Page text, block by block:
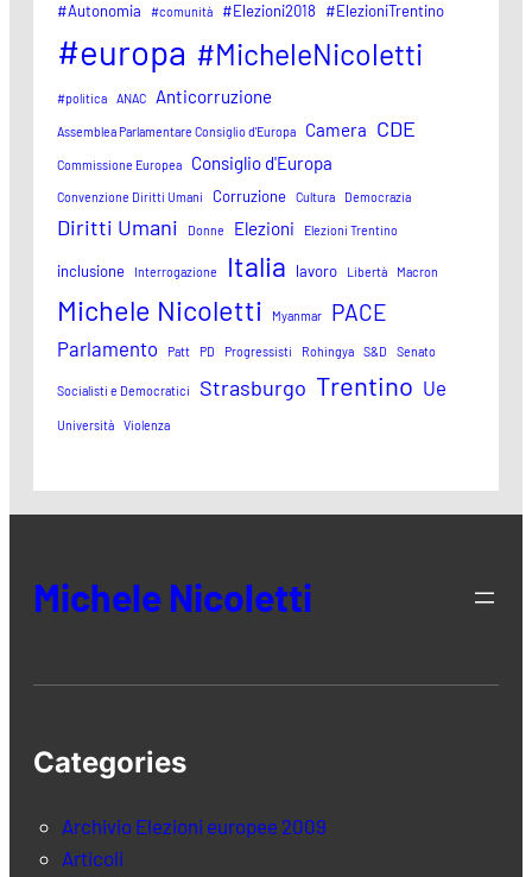
#Autonomia #comunità #Elezioni2018 #ElezioniTrentino
#europa #MicheleNicoletti
#politica ANAC Anticorruzione
Assemblea Parlamentare Consiglio d'Europa Camera CDE
Commissione Europea Consiglio d'Europa
Convenzione Diritti Umani Corruzione Cultura Democrazia
Diritti Umani Donne Elezioni Elezioni Trentino
inclusione Interrogazione Italia lavoro Libertà Macron
Michele Nicoletti Myanmar PACE
Parlamento Patt PD Progressisti Rohingya S&D Senato
Socialisti e Democratici Strasburgo Trentino Ue
Università Violenza
Michele Nicoletti
Categories
Archivio Elezioni europee 2009
Articoli